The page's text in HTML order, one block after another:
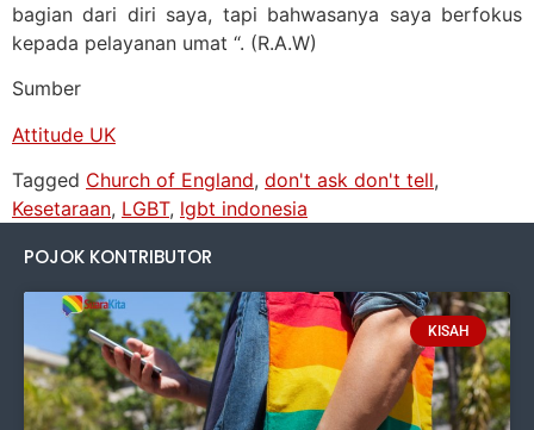
bagian dari diri saya, tapi bahwasanya saya berfokus
kepada pelayanan umat “. (R.A.W)
Sumber
Attitude UK
Tagged Church of England, don't ask don't tell,
Kesetaraan, LGBT, lgbt indonesia
POJOK KONTRIBUTOR
KISAH